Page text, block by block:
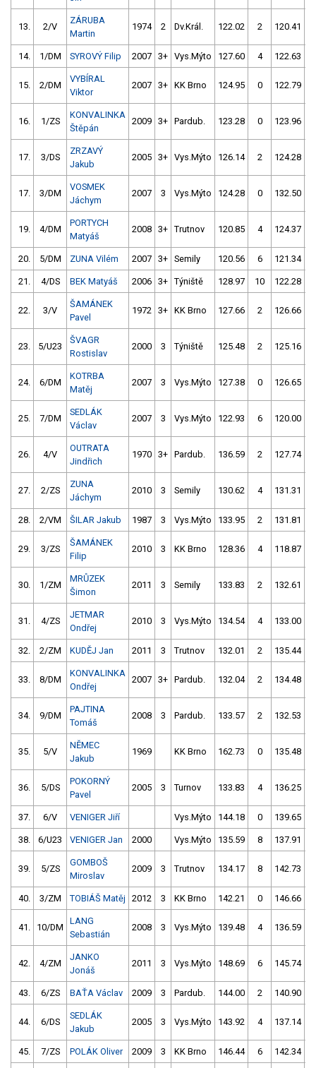
13. 2/V
ZÁRUBA
Martin
1974 2 Dv.Král. 122.02 2 120.41
14. 1/DM SYROVÝ Filip 2007 3+ Vys.Mýto 127.60 4 122.63
15. 2/DM
VYBÍRAL
Viktor
2007 3+ KK Brno 124.95 0 122.79
16. 1/ZS
KONVALINKA
Štěpán
2009 3+ Pardub. 123.28 0 123.96
17. 3/DS
ZRZAVÝ
Jakub
2005 3+ Vys.Mýto 126.14 2 124.28
17. 3/DM
VOSMEK
Jáchym
2007 3 Vys.Mýto 124.28 0 132.50
19. 4/DM
PORTYCH
Matyáš
2008 3+ Trutnov 120.85 4 124.37
20. 5/DM ZUNA Vilém 2007 3+ Semily 120.56 6 121.34
21. 4/DS BEK Matyáš 2006 3+ Týniště 128.97 10 122.28
22. 3/V
ŠAMÁNEK
Pavel
1972 3+ KK Brno 127.66 2 126.66
23. 5/U23
ŠVAGR
Rostislav
2000 3 Týniště 125.48 2 125.16
24. 6/DM
KOTRBA
Matěj
2007 3 Vys.Mýto 127.38 0 126.65
25. 7/DM
SEDLÁK
Václav
2007 3 Vys.Mýto 122.93 6 120.00
26. 4/V
OUTRATA
Jindřich
1970 3+ Pardub. 136.59 2 127.74
27. 2/ZS
ZUNA
Jáchym
2010 3 Semily 130.62 4 131.31
28. 2/VM ŠILAR Jakub 1987 3 Vys.Mýto 133.95 2 131.81
29. 3/ZS
ŠAMÁNEK
Filip
2010 3 KK Brno 128.36 4 118.87
30. 1/ZM
MRŮZEK
Šimon
2011 3 Semily 133.83 2 132.61
31. 4/ZS
JETMAR
Ondřej
2010 3 Vys.Mýto 134.54 4 133.00
32. 2/ZM KUDĚJ Jan 2011 3 Trutnov 132.01 2 135.44
33. 8/DM
KONVALINKA
Ondřej
2007 3+ Pardub. 132.04 2 134.48
34. 9/DM
PAJTINA
Tomáš
2008 3 Pardub. 133.57 2 132.53
35. 5/V
NĚMEC
Jakub
1969 KK Brno 162.73 0 135.48
36. 5/DS
POKORNÝ
Pavel
2005 3 Turnov 133.83 4 136.25
37. 6/V VENIGER Jiří Vys.Mýto 144.18 0 139.65
38. 6/U23 VENIGER Jan 2000 Vys.Mýto 135.59 8 137.91
39. 5/ZS
GOMBOŠ
Miroslav
2009 3 Trutnov 134.17 8 142.73
40. 3/ZM TOBIÁŠ Matěj 2012 3 KK Brno 142.21 0 146.66
41. 10/DM
LANG
Sebastián
2008 3 Vys.Mýto 139.48 4 136.59
42. 4/ZM
JANKO
Jonáš
2011 3 Vys.Mýto 148.69 6 145.74
43. 6/ZS BAŤA Václav 2009 3 Pardub. 144.00 2 140.90
44. 6/DS
SEDLÁK
Jakub
2005 3 Vys.Mýto 143.92 4 137.14
45. 7/ZS POLÁK Oliver 2009 3 KK Brno 146.44 6 142.34